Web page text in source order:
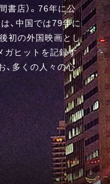
書店）。76年に公
、中国では79年に
初の外国映画とし
ガヒットを記録す
、多くの人々の心
ンを
ある
クシ